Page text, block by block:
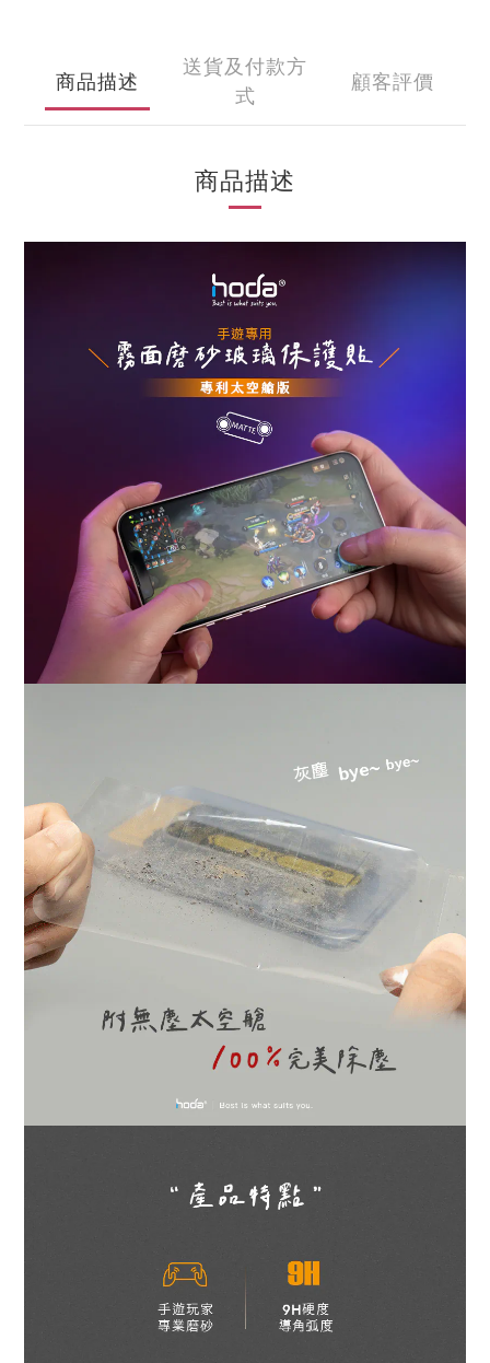
商品描述
送貨及付款方
式
顧客評價
商品描述